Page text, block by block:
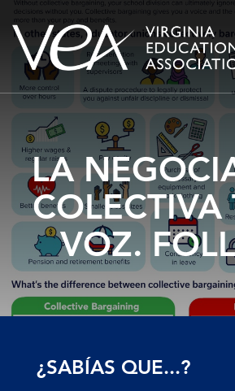
Ir
contenido
LA
COLECTIVA
VOZ.
¿SABÍAS QUE...?